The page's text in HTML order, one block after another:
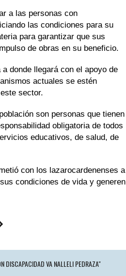
a las personas con
las condiciones para su
para garantizar que sus
de obras en su beneficio.
donde llegará con el apoyo de
actuales se estén
sector.
son personas que tienen
obligatoria de todos
educativos, de salud, de
con los lazarocardenenses a
condiciones de vida y generen
DISCAPACIDAD VA NALLELI PEDRAZA"